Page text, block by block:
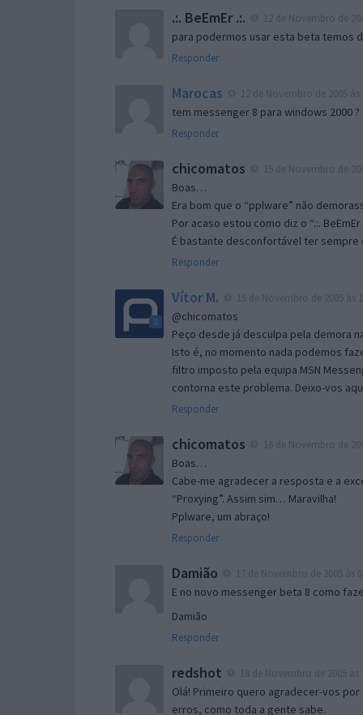
.:. BeEmEr .:.
para podermos usar esta beta temos
Responder
Marocas
tem messenger 8 para windows 2000
Responder
chicomatos
Boas…
Era bom que o “pplware” não
Por acaso estou como diz o “.:.
É bastante desconfortável ter sempre
Responder
Vítor M.
@chicomatos
Peço desde já desculpa pela demora
Isto é, no momento nada podemos
filtro imposto pela equipa MSN
contorna este problema. Deixo-vos
Responder
chicomatos
Boas…
Cabe-me agradecer a resposta e a
“Proxying”. Assim sim… Maravilha!
Pplware, um abraço!
Responder
Damião
E no novo messenger beta 8 como
Damião
Responder
redshot
Olá! Primeiro quero agradecer-vos
erros, como toda a gente sabe.